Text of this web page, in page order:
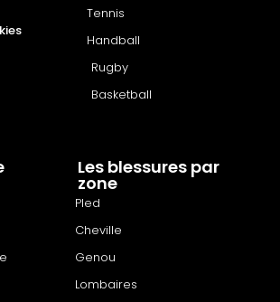
Tennis
Handball
Rugby
Basketball
Les blessures par
zone
PIed
Cheville
Genou
Lombaires